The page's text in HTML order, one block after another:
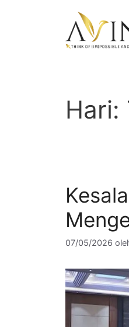
Hari:
07/05/2026